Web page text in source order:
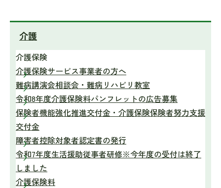
介護
介護保険
介護保険サービス事業者の方へ
難病講演会相談会・難病リハビリ教室
令和8年度介護保険料パンフレットの広告募集
保険者機能強化推進交付金・介護保険保険者努力支援
交付金
障害者控除対象者認定書の発行
令和7年度生活援助従事者研修※今年度の受付は終了
しました
介護保険料